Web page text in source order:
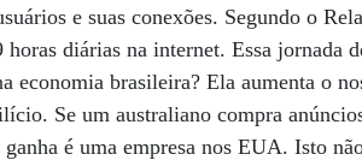
e suas conexões. Segundo o
diárias na internet. Essa jornada
economia brasileira? Ela aumenta o
Se um australiano compra
é uma empresa nos EUA. Isto